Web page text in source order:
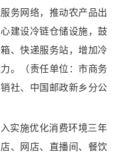
务网络，推动农产品出
建设冷链仓储设施，鼓
、快递服务站，增加冷
。（责任单位：市商务
社、中国邮政新乡分公
实施优化消费环境三年
、网店、直播间、餐饮